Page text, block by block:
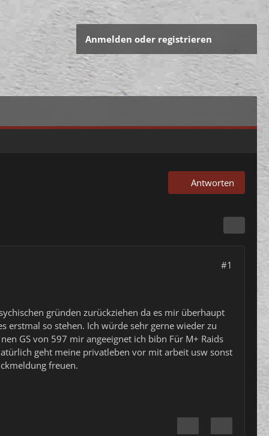
Anmelden oder registrieren
Antworten
#1
gründen zurückziehen da es mir überhaupt
erstmal so stehen. Ich würde sehr gerne wieder zu
GS von 597 mir angeeignet ich bibn Für M+ Raids
geht meine privatleben vor mit arbeit usw sonst
freuen.